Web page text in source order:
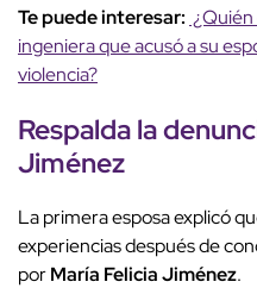
Te puede interesar: ¿Quién
ingeniera que acusó a su
violencia?
Respalda la
Jiménez
La primera esposa explicó
experiencias después de
porMaría Felicia Jiménez.